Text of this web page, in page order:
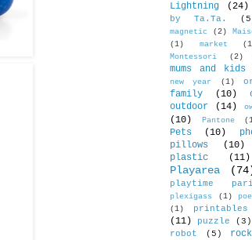
Lightning (24)
by Ta.Ta.
magnetic
(2)
(1)
market
Montessori
(2)
mums and kids
new year (1)
family
(10)
outdoor
(14)
(10)
Pantone
Pets (10)
pillows
(10)
plastic (11)
Playarea
playtime
plexigass (1)
(1)
printables
(11)
puzzle (3)
robot (5)